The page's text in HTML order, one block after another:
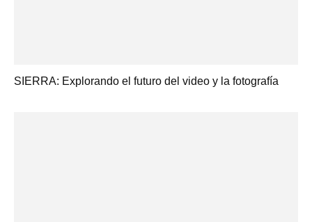
SIERRA: Explorando el futuro del video y la fotografía